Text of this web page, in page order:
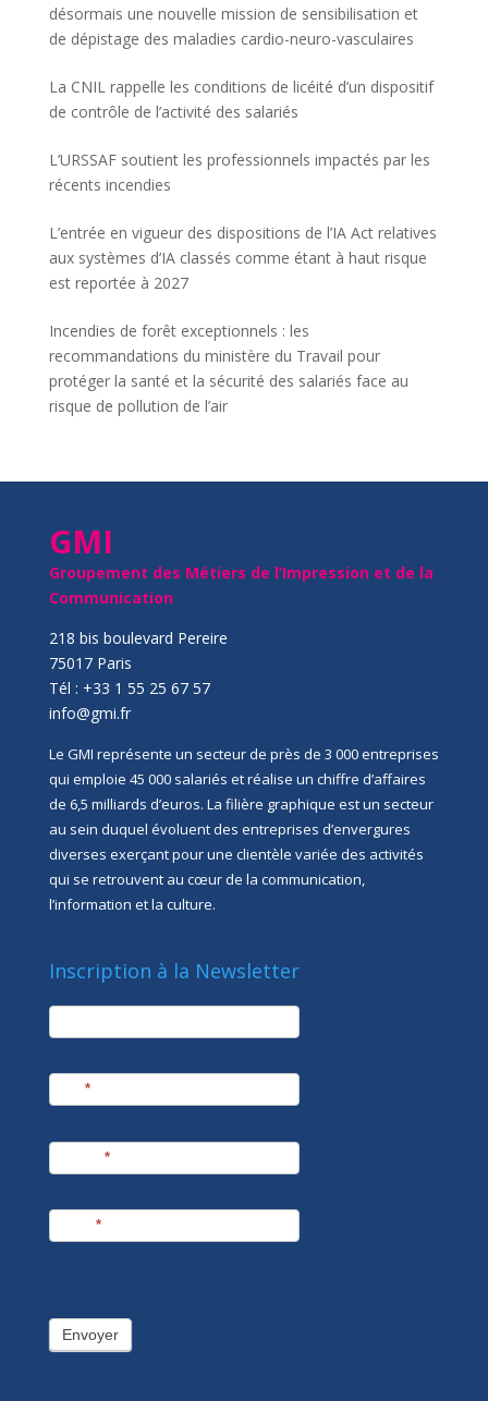
désormais une nouvelle mission de sensibilisation et
de dépistage des maladies cardio-neuro-vasculaires
La CNIL rappelle les conditions de licéité d’un dispositif
de contrôle de l’activité des salariés
L’URSSAF soutient les professionnels impactés par les
récents incendies
L’entrée en vigueur des dispositions de l’IA Act relatives
aux systèmes d’IA classés comme étant à haut risque
est reportée à 2027
Incendies de forêt exceptionnels : les
recommandations du ministère du Travail pour
protéger la santé et la sécurité des salariés face au
risque de pollution de l’air
GMI
Groupement des Métiers de l’Impression et de la
Communication
218 bis boulevard Pereire
75017 Paris
Tél : +33 1 55 25 67 57
info@gmi.fr
Le GMI représente un secteur de près de 3 000 entreprises
qui emploie 45 000 salariés et réalise un chiffre d’affaires
de 6,5 milliards d’euros. La filière graphique est un secteur
au sein duquel évoluent des entreprises d’envergures
diverses exerçant pour une clientèle variée des activités
qui se retrouvent au cœur de la communication,
l’information et la culture.
Inscription à la Newsletter
newsletter
*
*
*
Envoyer